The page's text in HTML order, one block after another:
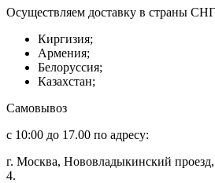
Осуществляем доставку в страны
Киргизия;
Армения;
Белоруссия;
Казахстан;
Самовывоз
с 10:00 до 17.00 по адресу:
г. Москва, Нововладыкинский
4.